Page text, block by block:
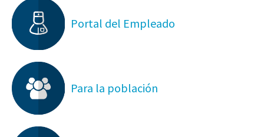
Portal del Empleado
Para la población